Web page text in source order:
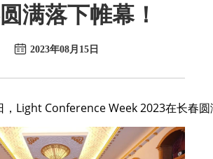
满落下帷幕！
2023年08月15日
，Light Conference Week 2023在长春